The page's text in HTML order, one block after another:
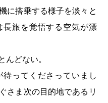
に搭乗する様子を淡々と
長旅を覚悟する空気が漂
んどない。
待ってくださっていまし
さま次の目的地であるリ